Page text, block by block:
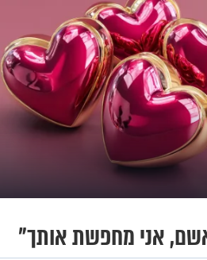
אני מחפשת אותך"